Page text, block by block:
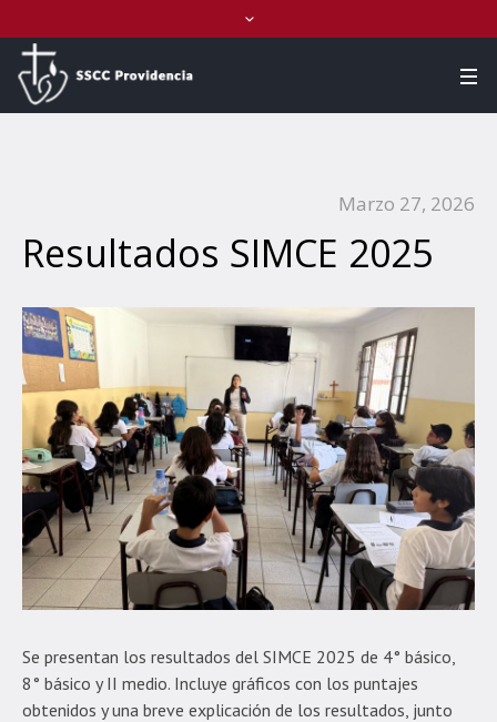
Marzo 27, 2026
Resultados SIMCE 2025
Se presentan los resultados del SIMCE 2025 de 4° básico,
8° básico y II medio. Incluye gráficos con los puntajes
obtenidos y una breve explicación de los resultados, junto